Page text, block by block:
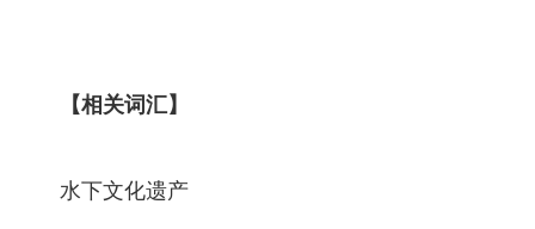
【相关词汇】
水下文化遗产